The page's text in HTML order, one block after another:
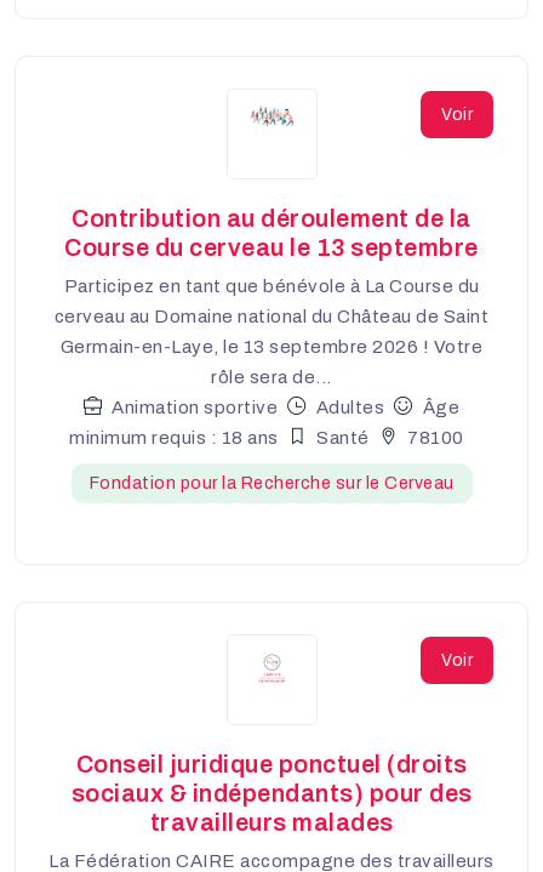
Voir
Contribution au déroulement de la
Course du cerveau le 13 septembre
Participez en tant que bénévole à La Course du
cerveau au Domaine national du Château de Saint
Germain-en-Laye, le 13 septembre 2026 ! Votre
rôle sera de...
Animation sportive
Adultes
Âge
minimum requis : 18 ans
Santé 78100
Fondation pour la Recherche sur le Cerveau
Voir
Conseil juridique ponctuel (droits
sociaux & indépendants) pour des
travailleurs malades
La Fédération CAIRE accompagne des travailleurs